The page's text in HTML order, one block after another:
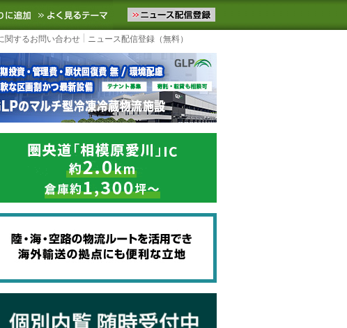
流ニュースをお届けします。物流ニュースメール配信を登録す
お気に入りに追加 よく見るテーマ
関するお問い合わせ ニュース配信登録（無料）